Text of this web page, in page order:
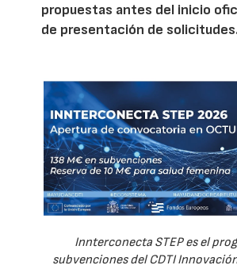
propuestas antes del inicio
de presentación de
Innterconecta STEP es el
subvenciones del CDTI